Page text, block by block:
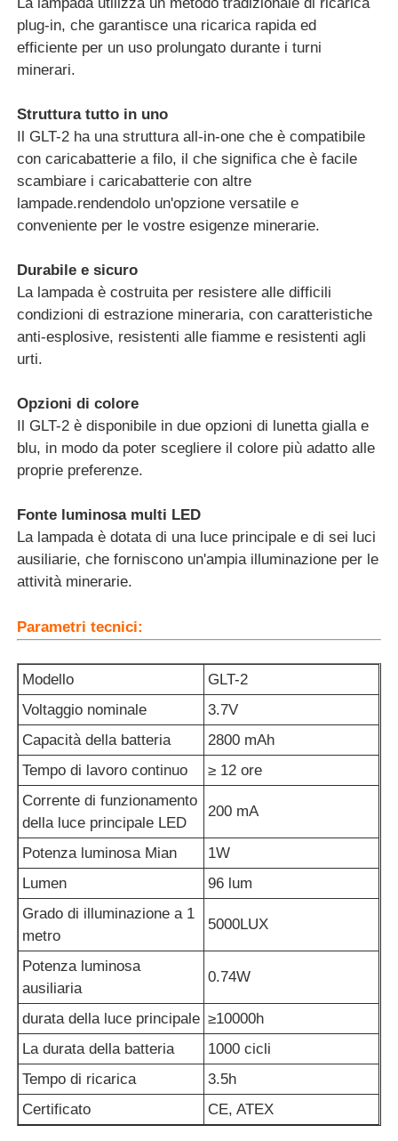
Porta caricabatterie
Prodotti di vendita caldi
luce di avvertimento principale
Alimentazione elettrica portatile di immagazzinamento
LED High Bay Light
plug-in, che garantisce una ricarica rapida ed
efficiente per un uso prolungato durante i turni
minerari.
Struttura tutto in uno
Il GLT-2 ha una struttura all-in-one che è compatibile
con caricabatterie a filo, il che significa che è facile
scambiare i caricabatterie con altre
lampade.rendendolo un'opzione versatile e
conveniente per le vostre esigenze minerarie.
Durabile e sicuro
La lampada è costruita per resistere alle difficili
condizioni di estrazione mineraria, con caratteristiche
anti-esplosive, resistenti alle fiamme e resistenti agli
urti.
Opzioni di colore
Il GLT-2 è disponibile in due opzioni di lunetta gialla e
blu, in modo da poter scegliere il colore più adatto alle
proprie preferenze.
Fonte luminosa multi LED
La lampada è dotata di una luce principale e di sei luci
ausiliarie, che forniscono un'ampia illuminazione per le
attività minerarie.
Parametri tecnici:
Modello
GLT-2
Voltaggio nominale
3.7V
Capacità della batteria
2800 mAh
Tempo di lavoro continuo
≥ 12 ore
Corrente di funzionamento
della luce principale LED
200 mA
Potenza luminosa Mian
1W
Lumen
96 lum
Grado di illuminazione a 1
metro
5000LUX
Potenza luminosa
ausiliaria
0.74W
durata della luce principale ≥10000h
La durata della batteria
1000 cicli
Tempo di ricarica
3.5h
Certificato
CE, ATEX